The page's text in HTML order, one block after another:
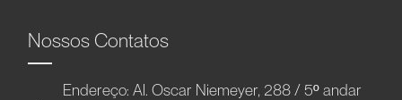
Nossos Contatos
Endereço: Al. Oscar Niemeyer, 288 / 5º andar